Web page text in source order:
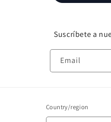
Suscríbete a
Email
Country/region